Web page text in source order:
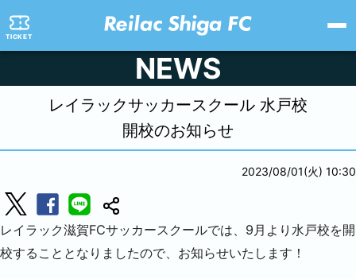
TICKET
NEWS
レイラックサッカースクール 水戸校
開校のお知らせ
2023/08/01(火) 10:30
レイラック滋賀FCサッカースクールでは、9月より水戸校を開
校することとなりましたので、お知らせいたします！